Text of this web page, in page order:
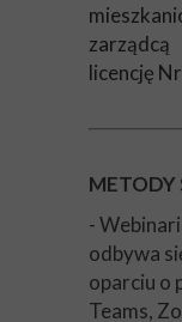
licencję
METODY
-
odbywa
oparciu o
Teams,